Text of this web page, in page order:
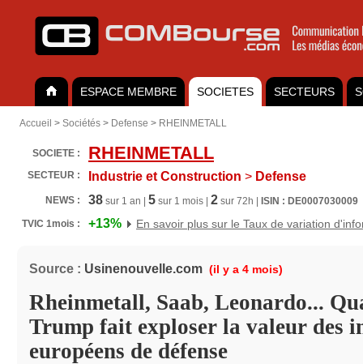
ESPACE MEMBRE SOCIETES SECTEURS
Accueil > Sociétés > Defense > RHEINMETALL
SOCIETE : RHEINMETALL
SECTEUR : Industrie et Construction > Defense
NEWS : 38 sur 1 an | 5 sur 1 mois | 2 sur 72h |
ISIN : DE0007030009
TVIC 1mois :
+13% En savoir plus sur le Taux de variation
Source : Usinenouvelle.com (il y a 4 mois)
Rheinmetall, Saab, Leonardo...
Trump fait exploser la valeur des
européens de défense